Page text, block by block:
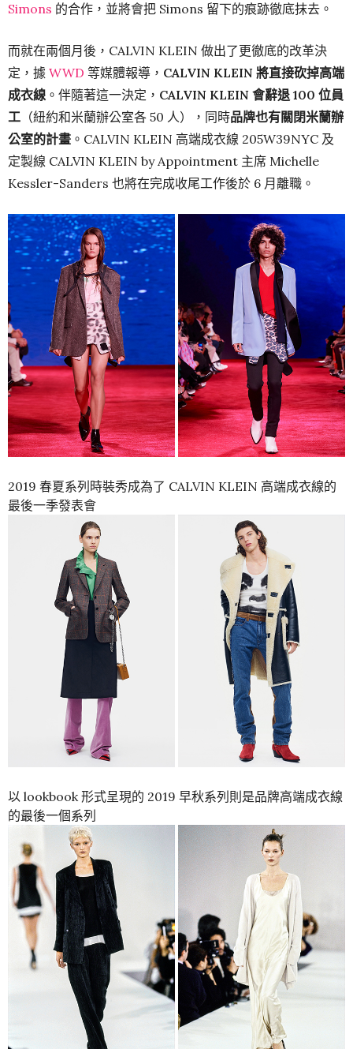
Simons 的合作，並將會把 Simons 留下的痕跡徹底抹去。
而就在兩個月後，CALVIN KLEIN 做出了更徹底的改革決
定，據 WWD 等媒體報導， CALVIN KLEIN 將直接砍掉高端
成衣線 。伴隨著這一決定， CALVIN KLEIN 會辭退 100 位員
工 （紐約和米蘭辦公室各 50 人），同時品牌也有關閉米蘭辦
公室的計畫 。CALVIN KLEIN 高端成衣線 205W39NYC 及
定製線 CALVIN KLEIN by Appointment 主席 Michelle
Kessler-Sanders 也將在完成收尾工作後於 6 月離職。
2019 春夏系列時裝秀成為了 CALVIN KLEIN 高端成衣線的
最後一季發表會
以 lookbook 形式呈現的 2019 早秋系列則是品牌高端成衣線
的最後一個系列